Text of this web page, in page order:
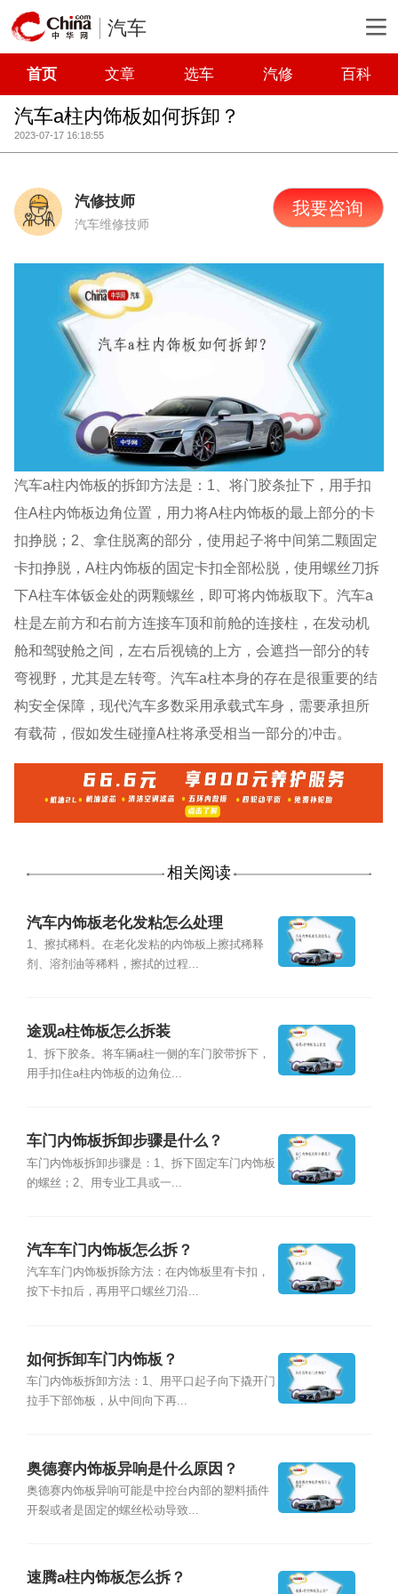
汽车
首页 文章 选车 汽修 百科
汽车a柱内饰板如何拆卸？
2023-07-17 16:18:55
汽修技师
汽车维修技师
我要咨询
汽车a柱内饰板的拆卸方法是：1、将门胶条扯下，用手扣
住A柱内饰板边角位置，用力将A柱内饰板的最上部分的卡
扣挣脱；2、拿住脱离的部分，使用起子将中间第二颗固定
卡扣挣脱，A柱内饰板的固定卡扣全部松脱，使用螺丝刀拆
下A柱车体钣金处的两颗螺丝，即可将内饰板取下。汽车a
柱是左前方和右前方连接车顶和前舱的连接柱，在发动机
舱和驾驶舱之间，左右后视镜的上方，会遮挡一部分的转
弯视野，尤其是左转弯。汽车a柱本身的存在是很重要的结
构安全保障，现代汽车多数采用承载式车身，需要承担所
有载荷，假如发生碰撞A柱将承受相当一部分的冲击。
相关阅读
汽车内饰板老化发粘怎么处理
1、擦拭稀料。在老化发粘的内饰板上擦拭稀释
剂、溶剂油等稀料，擦拭的过程...
途观a柱饰板怎么拆装
1、拆下胶条。将车辆a柱一侧的车门胶带拆下，
用手扣住a柱内饰板的边角位...
车门内饰板拆卸步骤是什么？
车门内饰板拆卸步骤是：1、拆下固定车门内饰板
的螺丝；2、用专业工具或一...
汽车车门内饰板怎么拆？
汽车车门内饰板拆除方法：在内饰板里有卡扣，
按下卡扣后，再用平口螺丝刀沿...
如何拆卸车门内饰板？
车门内饰板拆卸方法：1、用平口起子向下撬开门
拉手下部饰板，从中间向下再...
奥德赛内饰板异响是什么原因？
奥德赛内饰板异响可能是中控台内部的塑料插件
开裂或者是固定的螺丝松动导致...
速腾a柱内饰板怎么拆？